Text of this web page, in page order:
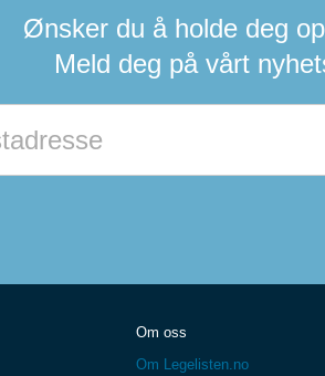
Ønsker du å holde deg
Meld deg på vårt
Om oss
Om Legelisten.no